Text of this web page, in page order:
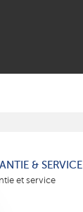
& SERVICE
et service